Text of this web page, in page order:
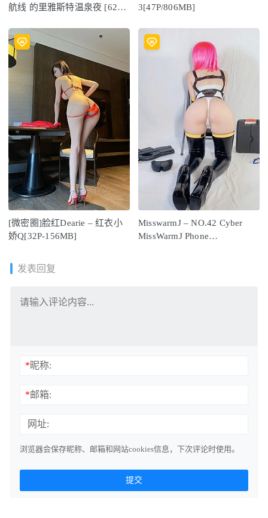
航线 的里雅斯特温泉夜 [62P-
3[47P/806MB]
[微密圈]脸红Dearie – 红衣小
娇Q[32P-156MB]
MisswarmJ – NO.42 Cyber
MissWarmJ Phone
发表回复
*昵称:
*邮箱:
网址:
浏览器会保存昵称、邮箱和网站cookies信息，下次评论时使用。